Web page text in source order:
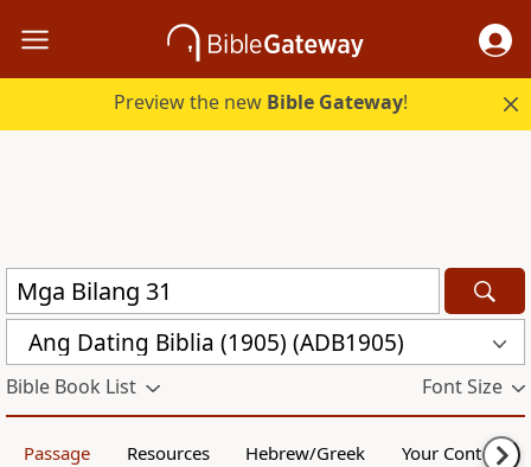
Preview the new Bible Gateway!
Ang Dating Biblia (1905) (ADB1905)
Bible Book List Font Size
Passage Resources Hebrew/Greek Your Content